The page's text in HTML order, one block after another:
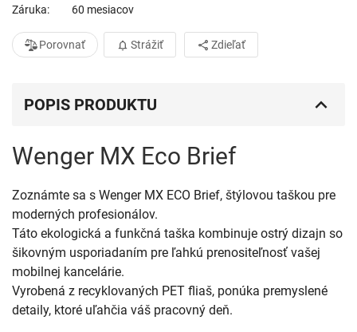
Záruka
60 mesiacov
Porovnať Strážiť Zdieľať
POPIS PRODUKTU
Wenger MX Eco Brief
Zoznámte sa s Wenger MX ECO Brief, štýlovou taškou pre
moderných profesionálov.
Táto ekologická a funkčná taška kombinuje ostrý dizajn so
šikovným usporiadaním pre ľahkú prenositeľnosť vašej
mobilnej kancelárie.
Vyrobená z recyklovaných PET fliaš, ponúka premyslené
detaily, ktoré uľahčia váš pracovný deň.